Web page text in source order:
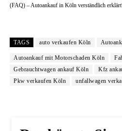
(FAQ) – Autoankauf in Köln verständlich
TAGS auto verkaufen Köln
Autoankauf mit Motorschaden Köln
Gebrauchtwagen ankauf Köln
Kfz
Pkw verkaufen Köln
unfallwagen